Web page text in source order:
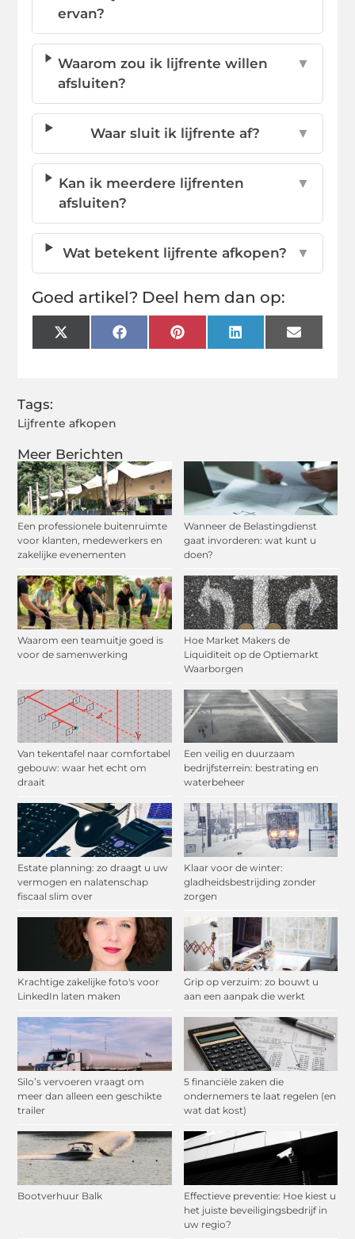
Meer Berichten
Een professionele buitenruimte
voor klanten, medewerkers en
zakelijke evenementen
Wanneer de Belastingdienst
gaat invorderen: wat kunt u
doen?
Waarom een teamuitje goed is
voor de samenwerking
Hoe Market Makers de
Liquiditeit op de Optiemarkt
Waarborgen
Van tekentafel naar comfortabel
gebouw: waar het echt om
draait
Een veilig en duurzaam
bedrijfsterrein: bestrating en
waterbeheer
Estate planning: zo draagt u uw
vermogen en nalatenschap
fiscaal slim over
Klaar voor de winter:
gladheidsbestrijding zonder
zorgen
Krachtige zakelijke foto's voor
LinkedIn laten maken
Grip op verzuim: zo bouwt u
aan een aanpak die werkt
Silo’s vervoeren vraagt om
meer dan alleen een geschikte
trailer
5 financiële zaken die
ondernemers te laat regelen (en
wat dat kost)
Bootverhuur Balk
Effectieve preventie: Hoe kiest u
het juiste beveiligingsbedrijf in
uw regio?
ervan?
Waarom zou ik lijfrente willen
afsluiten?
▼
Waar sluit ik lijfrente af? ▼
Kan ik meerdere lijfrenten
afsluiten?
▼
Wat betekent lijfrente afkopen? ▼
Goed artikel? Deel hem dan op:
X
(Twitter)
FacebookPinterestLinkedInEmail
Tags:
Lijfrente afkopen